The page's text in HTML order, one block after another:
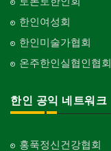
한인여성회
한인미술가협회
온주한인실협인협회
한인 공익 네트워크
홍푹정신건강협회